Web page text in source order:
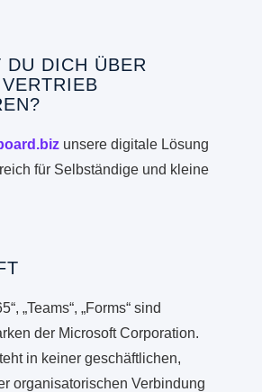
DU DICH ÜBER
unsere digitale Lösung
für Selbständige und kleine
„Teams“, „Forms“ sind
der Microsoft Corporation.
in keiner geschäftlichen,
organisatorischen Verbindung